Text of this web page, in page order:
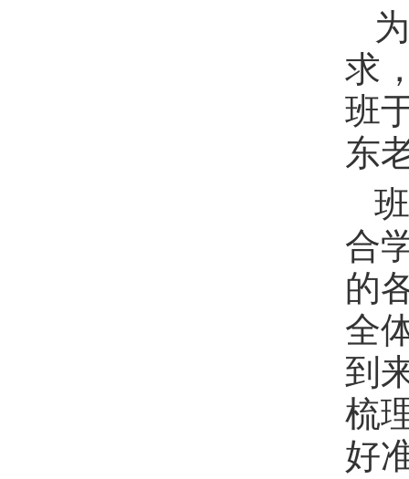
求
班
东
合
的
全
到
梳
好